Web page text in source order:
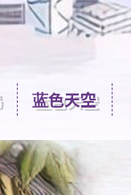
蓝色天空